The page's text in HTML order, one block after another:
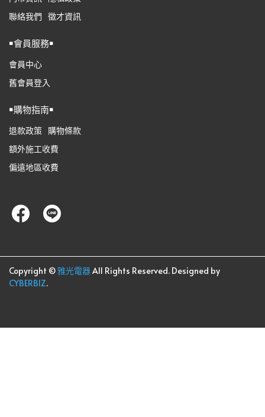
聯絡我們 徵才資訊
￭會員服務￭
會員中心
舊會員登入
￭購物指南￭
退款政策 購物條款
額外施工收費
偏遠地區收費
Copyright ©雅光電器All Rights Reserved. Designed by
CYBERBIZ.